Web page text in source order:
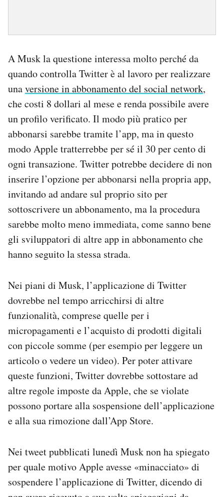
A Musk la questione interessa molto perché da
quando controlla Twitter è al lavoro per realizzare
unaversione in abbonamento del social network,
che costi 8 dollari al mese e renda possibile avere
un profilo verificato. Il modo più pratico per
abbonarsi sarebbe tramite l’app, ma in questo
modo Apple tratterrebbe per sé il 30 per cento di
ogni transazione. Twitter potrebbe decidere di non
inserire l’opzione per abbonarsi nella propria app,
invitando ad andare sul proprio sito per
sottoscrivere un abbonamento, ma la procedura
sarebbe molto meno immediata, come sanno bene
gli sviluppatori di altre app in abbonamento che
hanno seguito la stessa strada.
Nei piani di Musk, l’applicazione di Twitter
dovrebbe nel tempo arricchirsi di altre
funzionalità, comprese quelle per i
micropagamenti e l’acquisto di prodotti digitali
con piccole somme (per esempio per leggere un
articolo o vedere un video). Per poter attivare
queste funzioni, Twitter dovrebbe sottostare ad
altre regole imposte da Apple, che se violate
possono portare alla sospensione dell’applicazione
e alla sua rimozione dall’App Store.
Nei tweet pubblicati lunedì Musk non ha spiegato
per quale motivo Apple avesse «minacciato» di
sospendere l’applicazione di Twitter, dicendo di